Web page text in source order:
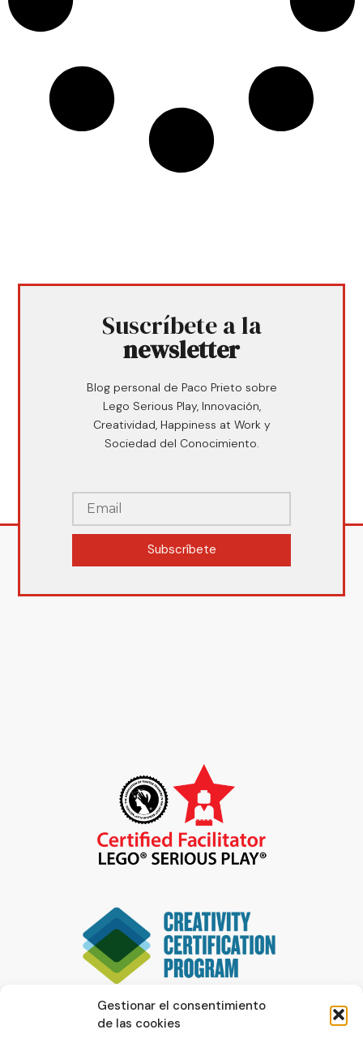
Gestionar el consentimiento
de las cookies
Suscríbete a la
newsletter
Blog personal de Paco Prieto sobre
Lego Serious Play, Innovación,
Creatividad, Happiness at Work y
Sociedad del Conocimiento.
Subscríbete